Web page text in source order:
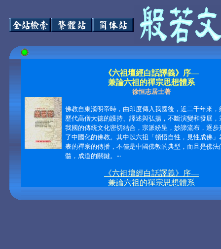
《六祖壇經白話譯義》序—
兼論六祖的禪宗思想體系
徐恒志居士著
佛教自東漢明帝時，由印度傳入我國後，近二千年來，
歷代高僧大德的護持、譯述與弘揚，不斷演變和發展，
我國的傳統文化密切結合，宗派紛呈，妙諦流布，逐步
了中國化的佛教。其中以六祖「頓悟自性，見性成佛」
表的禪宗的傳播，不僅是中國佛教的典型，而且是佛法
髓，成道的關鍵。 ‧‧‧
《六祖壇經白話譯義》序—
兼論六祖的禪宗思想體系